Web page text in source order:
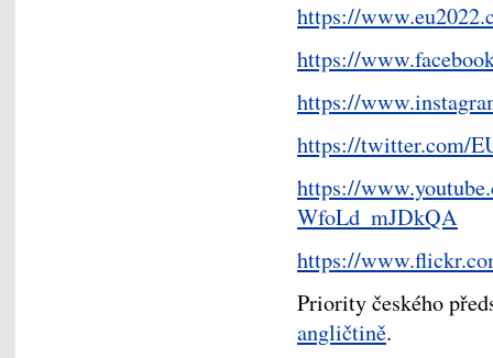
https://
https://
https://
https://twitter.com/
https://
WfoLd_mJDkQA
https://
Priority českého
angličtině.